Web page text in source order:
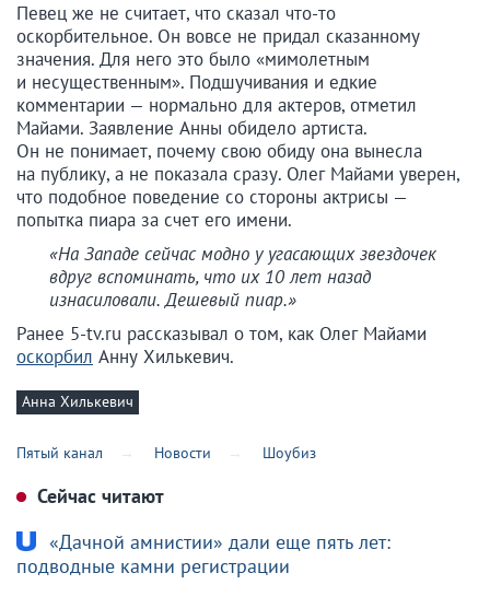
Певец же не считает, что сказал что-то
оскорбительное. Он вовсе не придал сказанному
значения. Для него это было «мимолетным
и несущественным». Подшучивания и едкие
комментарии — нормально для актеров, отметил
Майами. Заявление Анны обидело артиста.
Он не понимает, почему свою обиду она вынесла
на публику, а не показала сразу. Олег Майами уверен,
что подобное поведение со стороны актрисы —
попытка пиара за счет его имени.
«На Западе сейчас модно у угасающих звездочек
вдруг вспоминать, что их 10 лет назад
изнасиловали. Дешевый пиар.»
Ранее 5-tv.ru рассказывал о том, как Олег Майами
оскорбил Анну Хилькевич.
Анна Хилькевич
Пятый канал Новости Шоубиз
Сейчас читают
«Дачной амнистии» дали еще пять лет:
подводные камни регистрации